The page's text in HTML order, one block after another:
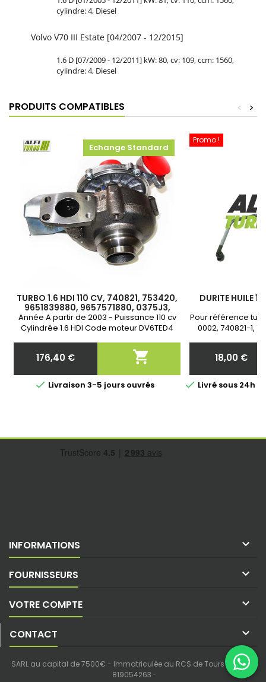
cylindre: 4, Diesel
Volvo V70 III Estate [04/2007 - 12/2015]
1.6 D [07/2009 - 12/2011] kW: 80, cv: 109, ccm: 1560,
cylindre: 4, Diesel
PRODUITS COMPATIBLES >
<
Echange Standard
TURBO 1.6 HDI 110 CV, 740821, 753420,
9651839880, 9657571880, 0375J3,
0375J6, 0375J8, 0375J7, 3M5Q6K682,
9650764480, 9657571880
Année A partir de 2003 - Puissance 110 cv
Cylindrée 1.6 HDI Code moteur DV6TED4
DV6TED Garantie 2 ans DURITE
ALIMENTATION HUILE ET CREPINE DISPONIBLE
Prix
176,40 € 
 Livraison 3-5 jours ouvrés
Promo !
DURITE HUILE
Pour référence
0002, 740821-1,
753420-4,
Prix
18,00 €
 Livré sous 24h
INFORMATIONS 
FOURNISSEURS 
VOTRE COMPTE 
CONTACT 
SARL au capital de 7500€ - Immatriculée au RCS de Tours - SIREN :
819054263 ·